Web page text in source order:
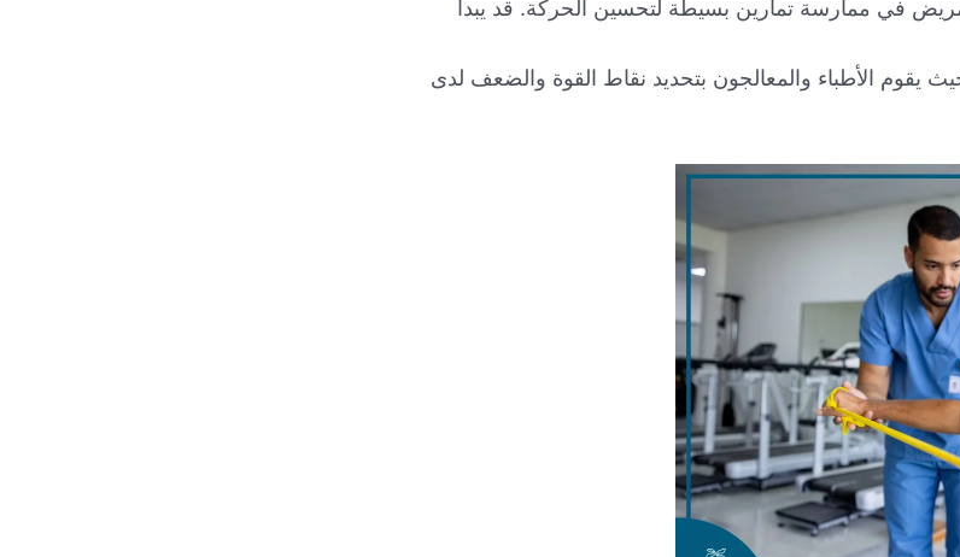
في ممارسة تمارين بسيطة لتحسين الحركة. قد يبدأ
يقوم الأطباء والمعالجون بتحديد نقاط القوة والضعف لدى